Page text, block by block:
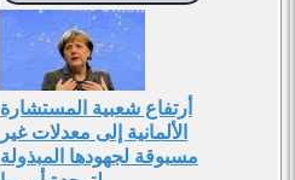
أرتفاع شعبية المستشارة
الألمانية إلى معدلات غير
مسبوقة لجهودها المبذولة